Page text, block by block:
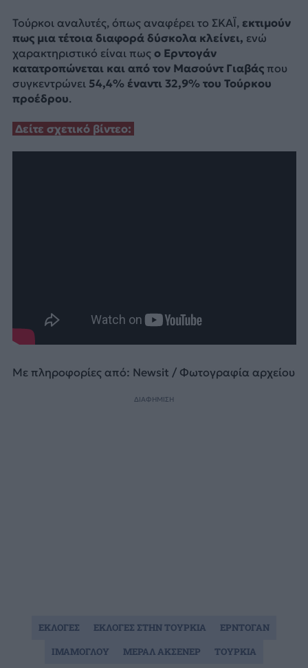
Τούρκοι αναλυτές, όπως αναφέρει το ΣΚΑΪ, εκτιμούν
πως μια τέτοια διαφορά δύσκολα κλείνει, ενώ
χαρακτηριστικό είναι πως ο Ερντογάν
κατατροπώνεται και από τον Μασούντ Γιαβάςπου
συγκεντρώνει 54,4% έναντι 32,9% του Τούρκου
προέδρου.
Δείτε σχετικό βίντεο:
Με πληροφορίες από: Newsit / Φωτογραφία αρχείου
ΔΙΑΦΗΜΙΣΗ
ΕΚΛΟΓΕΣ ΕΚΛΟΓΕΣ ΣΤΗΝ ΤΟΥΡΚΙΑ
ΕΡΝΤΟΓΑΝ
ΙΜΑΜΟΓΛΟΥ
ΜΕΡΑΛ ΑΚΣΕΝΕΡ ΤΟΥΡΚΙΑ